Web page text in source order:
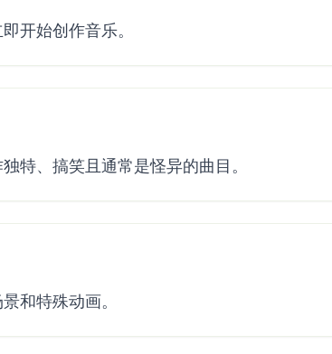
开始创作音乐。
特、搞笑且通常是怪异的曲目。
和特殊动画。